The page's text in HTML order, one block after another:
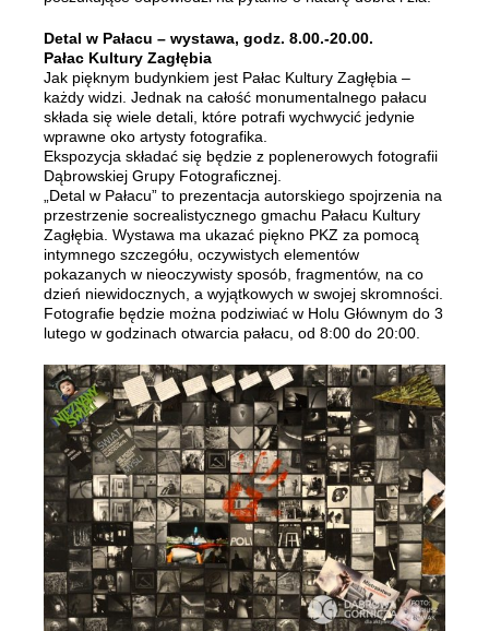
Detal w Pałacu – wystawa, godz. 8.00.-20.00.
Pałac Kultury Zagłębia
Jak pięknym budynkiem jest Pałac Kultury Zagłębia –
każdy widzi. Jednak na całość monumentalnego pałacu
składa się wiele detali, które potrafi wychwycić jedynie
wprawne oko artysty fotografika.
Ekspozycja składać się będzie z poplenerowych fotografii
Dąbrowskiej Grupy Fotograficznej.
„Detal w Pałacu” to prezentacja autorskiego spojrzenia na
przestrzenie socrealistycznego gmachu Pałacu Kultury
Zagłębia. Wystawa ma ukazać piękno PKZ za pomocą
intymnego szczegółu, oczywistych elementów
pokazanych w nieoczywisty sposób, fragmentów, na co
dzień niewidocznych, a wyjątkowych w swojej skromności.
Fotografie będzie można podziwiać w Holu Głównym do 3
lutego w godzinach otwarcia pałacu, od 8:00 do 20:00.